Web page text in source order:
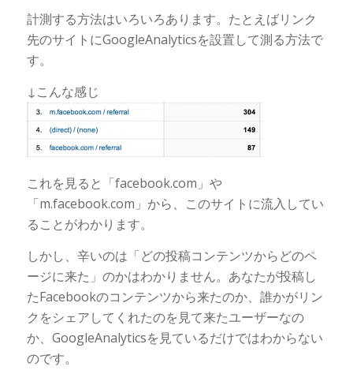
計測する方法はいろいろあります。たとえばリンク
先のサイトにGoogleAnalyticsを設置して測る方法で
す。
↓こんな感じ
これを見ると「facebook.com」や
「m.facebook.com」から、このサイトに流入してい
ることがわかります。
しかし、辛いのは「どの投稿コンテンツからどのペ
ージに来た」のかはわかりません。あなたが投稿し
たFacebookのコンテンツから来たのか、誰かがリン
クをシェアしてくれたのを見て来たユーザーなの
か、GoogleAnalyticsを見ているだけではわからない
のです。